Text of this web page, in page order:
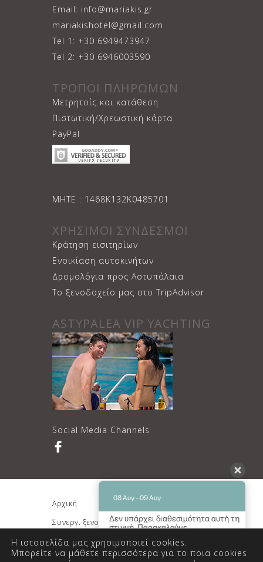
Email: info@mariakis.gr
mariakishotel@gmail.com
Tel 1: +30 6949473947
Tel 2: +30 6946003590
ΤΡΟΠΟΙ ΠΛΗΡΩΜΩΝ
Μετρητοίς και κατάθεση
Πιστωτική/Χρεωστική κάρτα
PayPal
ΜΗΤΕ : 1468Κ132Κ0485701
ΧΡΗΣΙΜΟΙ ΣΥΝΔΕΣΜΟΙ
Κράτηση εισιτηρίων
Ενοικίαση αυτοκινήτων
Δρομολόγια προς Αστυπάλαια
Το ξενοδοχείο μας στο TripAdvisor
ASTYPALEA VIP YACHTING
Social Media Channels
Αρχική
Διαμονή
Συνεργ. ξενοδοχείο
Κρατήσεις
Επικοινωνία
Η ιστοσελίδα μας χρησιμοποιεί cookies.
Μπορείτε να μάθετε περισσότερα για το ποια cookies
08 Αυγ - 09 Αυγ
Δεν υπάρχει διαθεσιμότητα αυτή τη
στιγμή. Παρακαλούμε
περισσότερες πληροφορίες.